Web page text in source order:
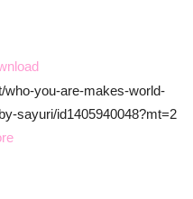
who-you-are-makes-world-
sayuri/id1405940048?mt=2